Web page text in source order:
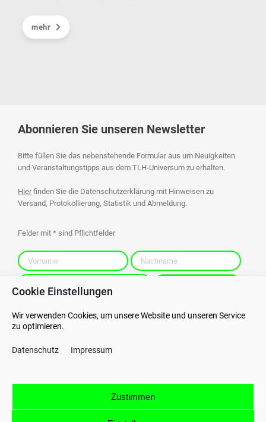
Cookie Einstellungen
Wir verwenden Cookies, um unsere Website und unseren Service
zu optimieren.
Datenschutz Impressum
Zustimmen
mehr
Abonnieren Sie unseren Newsletter
Bitte füllen Sie das nebenstehende Formular aus um Neuigkeiten
und Veranstaltungstipps aus dem TLH-Universum zu erhalten.
Hierfinden Sie die Datenschutzerklärung mit Hinweisen zu
Versand, Protokollierung, Statistik und Abmeldung.
Felder mit * sind Pflichtfelder